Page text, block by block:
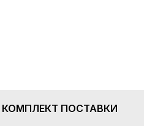
КОМПЛЕКТ ПОСТАВКИ